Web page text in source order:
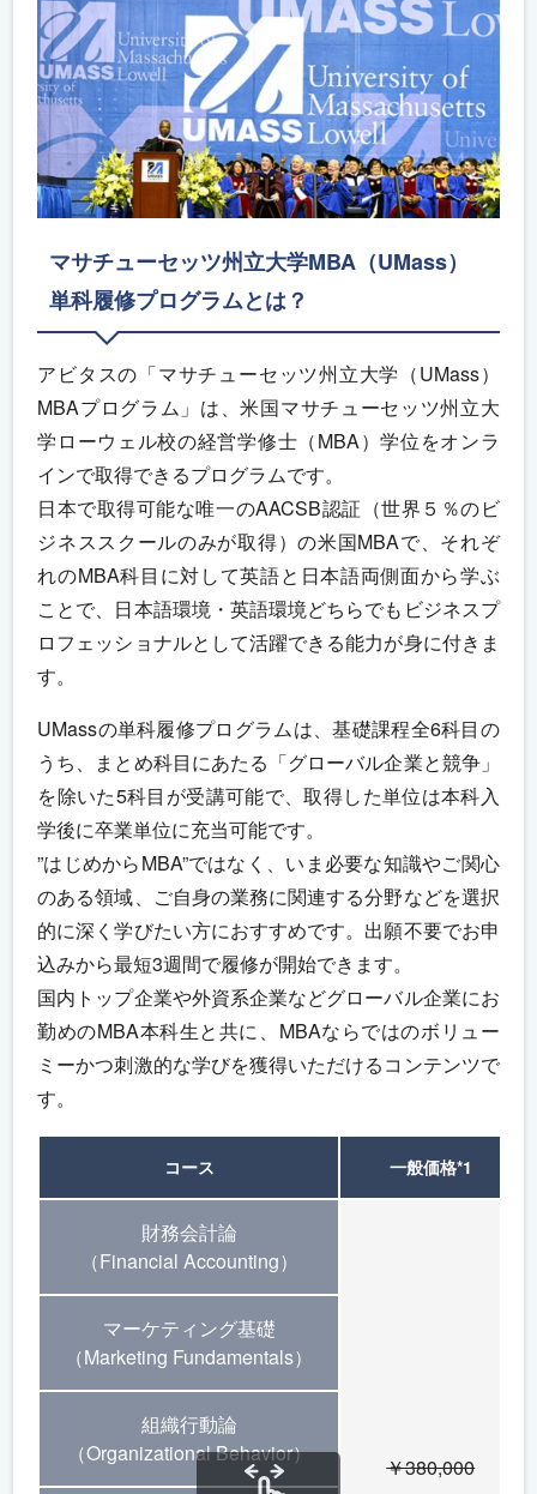
マサチューセッツ州立大学MBA（UMass）
単科履修プログラムとは？
アビタスの「マサチューセッツ州立大学（UMass）
MBAプログラム」は、米国マサチューセッツ州立大
学ローウェル校の経営学修士（MBA）学位をオンラ
インで取得できるプログラムです。
日本で取得可能な唯一のAACSB認証（世界５％のビ
ジネススクールのみが取得）の米国MBAで、それぞ
れのMBA科目に対して英語と日本語両側面から学ぶ
ことで、日本語環境・英語環境どちらでもビジネスプ
ロフェッショナルとして活躍できる能力が身に付きま
す。
UMassの単科履修プログラムは、基礎課程全6科目の
うち、まとめ科目にあたる「グローバル企業と競争」
を除いた5科目が受講可能で、取得した単位は本科入
学後に卒業単位に充当可能です。
”はじめからMBA”ではなく、いま必要な知識やご関心
のある領域、ご自身の業務に関連する分野などを選択
的に深く学びたい方におすすめです。出願不要でお申
込みから最短3週間で履修が開始できます。
国内トップ企業や外資系企業などグローバル企業にお
勤めのMBA本科生と共に、MBAならではのボリュー
ミーかつ刺激的な学びを獲得いただけるコンテンツで
す。
コース 一般価格*1
財務会計論
（Financial Accounting）
￥380,000
マーケティング基礎
（Marketing Fundamentals）
組織行動論
（Organizational Behavior）